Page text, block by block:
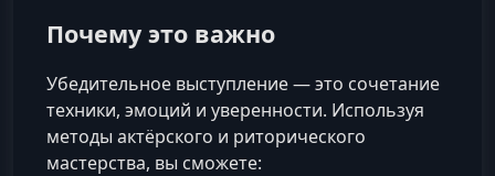
Почему это важно
Убедительное выступление — это сочетание
техники, эмоций и уверенности. Используя
методы актёрского и риторического
мастерства, вы сможете: